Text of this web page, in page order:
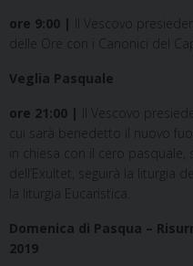
ore 9:00 |
Il Vescovo
delle Ore con i Canonici del
Veglia Pasquale
ore 21:00 |
Il Vescovo
cui sarà benedetto il nuovo
in chiesa con il cero pasquale,
dell’Exultet, seguirà la liturgia
la liturgia Eucaristica.
Domenica di Pasqua –
2019